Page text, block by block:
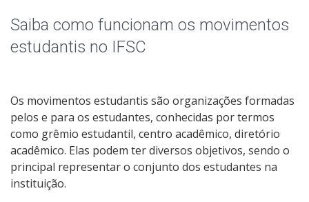
Agenda das salas
Formaturas
Oportunidades
Assistência Estudantil
Saiba como funcionam os movimentos
estudantis no IFSC
Os movimentos estudantis são organizações formadas
pelos e para os estudantes, conhecidas por termos
como grêmio estudantil, centro acadêmico, diretório
acadêmico. Elas podem ter diversos objetivos, sendo o
principal representar o conjunto dos estudantes na
instituição.